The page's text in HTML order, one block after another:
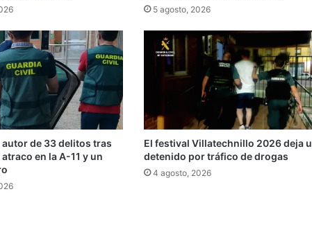
5 agosto, 2026
autor de 33 delitos tras
en la A-11 y un
El festival Villatechnillo 2026 deja
detenido por tráfico de drogas
4 agosto, 2026